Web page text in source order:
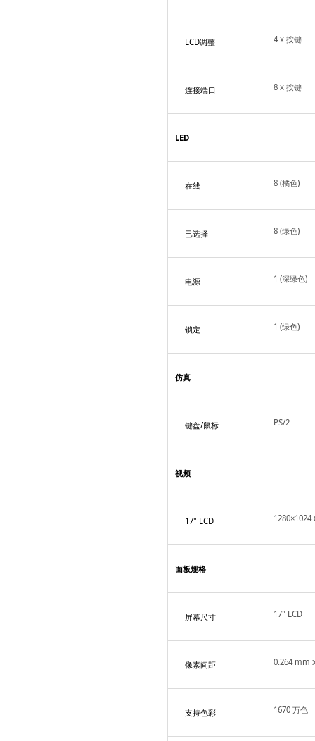
LCD调整 4 x 按键
连接端口 8 x 按键
LED
在线 8 (橘色)
已选择 8 (绿色)
电源 1 (深绿色)
锁定 1 (绿色)
仿真
键盘/鼠标 PS/2
视频
17" LCD 1280×1024
面板规格
屏幕尺寸 17" LCD
像素间距 0.264 mm
支持色彩 1670 万色